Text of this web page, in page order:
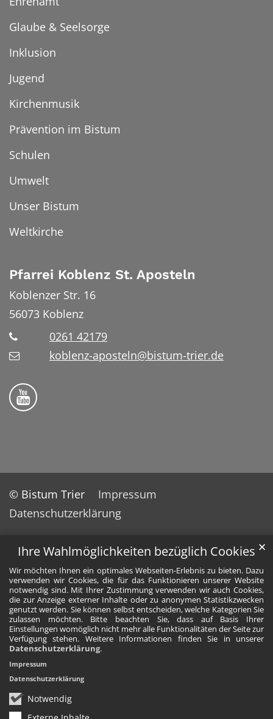
Ihre Wahlmöglichkeiten bezüglich Cookies
Wir möchten Ihnen ein optimales Webseiten-Erlebnis zu bieten. Dazu
verwenden wir Cookies, die für das Funktionieren unserer Website
notwendig sind. Mit Ihrer Zustimmung verwenden wir auch Cookies,
die zur Anzeige externer Inhalte oder zu anonymen Statistikzwecken
genutzt werden. Sie können selbst entscheiden, welche Kategorien Sie
zulassen möchten. Bitte beachten Sie, dass auf Basis Ihrer
Einstellungen womöglich nicht mehr alle Funktionalitäten der Seite zur
Verfügung stehen. Weitere Informationen finden Sie in unserer
Datenschutzerklärung.
Notwendig
✕
Impressum
Datenschutzerklärung
Glaube & Seelsorge
Inklusion
Jugend
Kirchenmusik
Prävention im Bistum
Schulen
Umwelt
Unser Bistum
Weltkirche
Pfarrei Koblenz St. Aposteln
Koblenzer Str. 16
56073 Koblenz
0261 42179
koblenz-aposteln@bistum-trier.de
Bistum Trier auf YouTube
© Bistum Trier
Impressum
Datenschutzerklärung